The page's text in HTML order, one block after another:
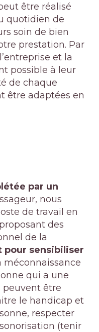
être réalisé
quotidien de
soin de bien
prestation. Par
et la
possible à leur
de chaque
être adaptées en
par un
nous
de travail en
des
de la
pour sensibiliser
méconnaissance
qui a une
peuvent être
le handicap et
respecter
(tenir